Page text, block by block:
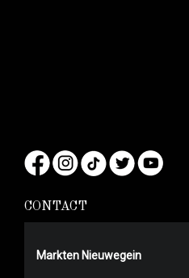
CONTACT
Markten Nieuwegein